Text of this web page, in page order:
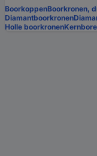
BoorkoppenBoorkronen,
Diamantboorkronen
Holle boorkronen